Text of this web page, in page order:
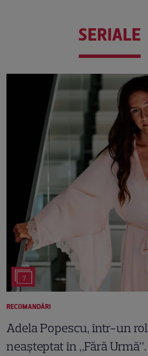
SERIALE
7
RECOMANDĂRI
Adela Popescu, într-un rol
neașteptat în „Fără Urmă”.